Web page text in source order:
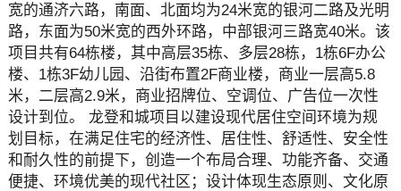
宽的通济六路，南面、北面均为24米宽的银河二路及光明
路，东面为50米宽的西外环路，中部银河三路宽40米。该
项目共有64栋楼，其中高层35栋、多层28栋，1栋6F办公
楼、1栋3F幼儿园、沿街布置2F商业楼，商业一层高5.8
米，二层高2.9米，商业招牌位、空调位、广告位一次性
设计到位。 龙登和城项目以建设现代居住空间环境为规
划目标，在满足住宅的经济性、居住性、舒适性、安全性
和耐久性的前提下，创造一个布局合理、功能齐备、交通
便捷、环境优美的现代社区；设计体现生态原则、文化原